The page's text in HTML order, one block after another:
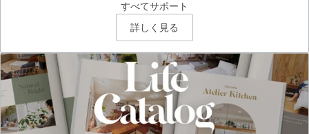
すべてサポート
詳しく見る